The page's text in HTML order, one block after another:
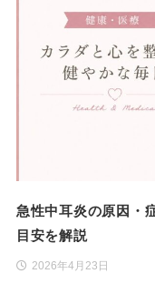
急性中耳炎の原因・
目安を解説
2026年4月23日